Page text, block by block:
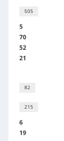
505
5
70
52
21
82
215
6
19